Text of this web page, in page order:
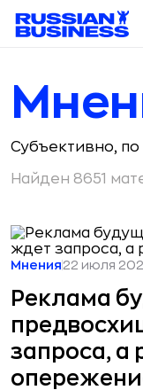
Субъективно,
Найден 8651
Мнения 22 июля
Реклама
запроса, а